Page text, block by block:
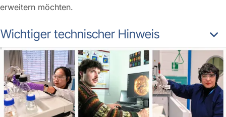
erweitern möchten.
Wichtiger technischer Hinweis